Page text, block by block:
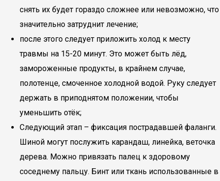
снять их будет гораздо сложнее или невозможно, что
значительно затруднит лечение;
после этого следует приложить холод к месту
травмы на 15-20 минут. Это может быть лёд,
замороженные продукты, в крайнем случае,
полотенце, смоченное холодной водой. Руку следует
держать в приподнятом положении, чтобы
уменьшить отёк;
Следующий этап – фиксация пострадавшей фаланги.
Шиной могут послужить карандаш, линейка, веточка
дерева. Можно привязать палец к здоровому
соседнему пальцу. Бинт или ткань использованные в